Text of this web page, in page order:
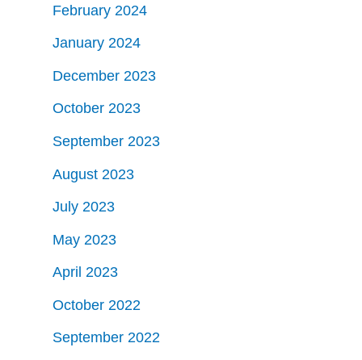
February 2024
January 2024
December 2023
October 2023
September 2023
August 2023
July 2023
May 2023
April 2023
October 2022
September 2022